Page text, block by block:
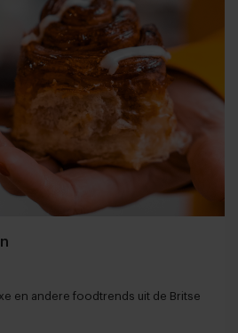
en andere foodtrends uit de Britse